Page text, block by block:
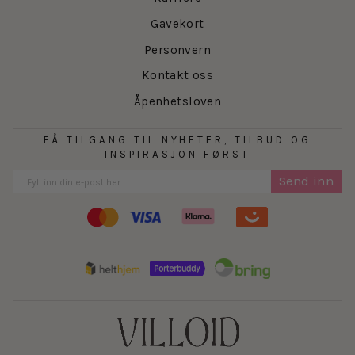
Gavekort
Personvern
Kontakt oss
Åpenhetsloven
FÅ TILGANG TIL NYHETER, TILBUD OG
INSPIRASJON FØRST
Send inn